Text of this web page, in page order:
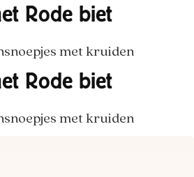
Rode biet
met kruiden
Rode biet
met kruiden